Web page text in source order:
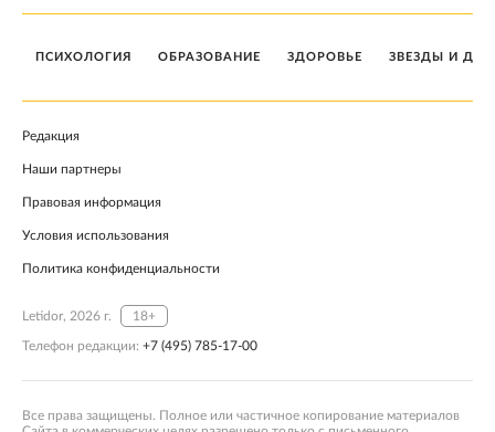
ПСИХОЛОГИЯ ОБРАЗОВАНИЕ ЗДОРОВЬЕ ЗВЕЗДЫ И
Редакция
Наши партнеры
Правовая информация
Условия использования
Политика конфиденциальности
Letidor, 2026 г. 18+
Телефон редакции: +7 (495) 785-17-00
Все права защищены. Полное или частичное копирование материалов